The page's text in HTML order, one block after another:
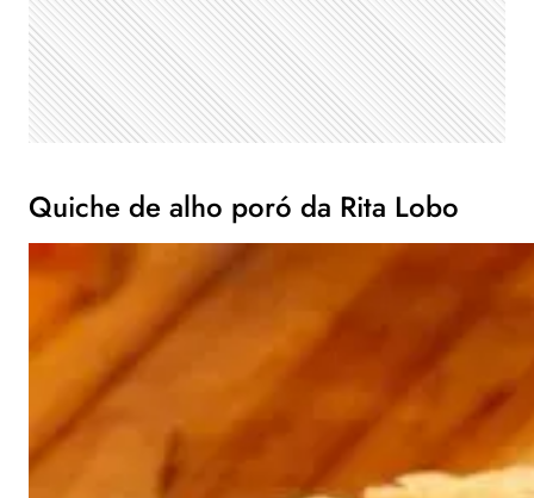
Quiche de alho poró da Rita Lobo